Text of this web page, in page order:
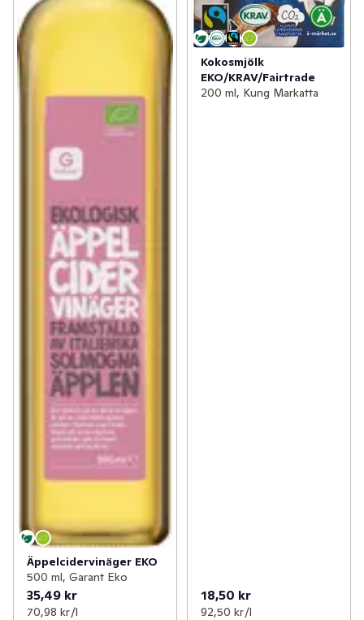
Äppelcidervinäger EKO
500 ml, Garant Eko
35,49 kr
70,98 kr /l
Kokosmjölk
EKO/KRAV/Fairtrade
200 ml, Kung Markatta
18,50 kr
92,50 kr /l